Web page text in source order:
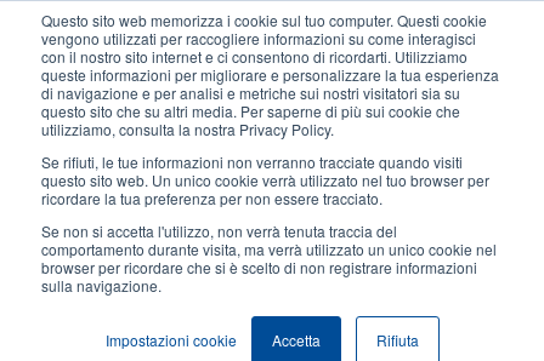
Questo sito web memorizza i cookie sul tuo computer. Questi cookie
vengono utilizzati per raccogliere informazioni su come interagisci
con il nostro sito internet e ci consentono di ricordarti. Utilizziamo
queste informazioni per migliorare e personalizzare la tua esperienza
di navigazione e per analisi e metriche sui nostri visitatori sia su
questo sito che su altri media. Per saperne di più sui cookie che
utilizziamo, consulta la nostra Privacy Policy.
Se rifiuti, le tue informazioni non verranno tracciate quando visiti
questo sito web. Un unico cookie verrà utilizzato nel tuo browser per
ricordare la tua preferenza per non essere tracciato.
Se non si accetta l'utilizzo, non verrà tenuta traccia del
comportamento durante visita, ma verrà utilizzato un unico cookie nel
browser per ricordare che si è scelto di non registrare informazioni
sulla navigazione.
Impostazioni cookie Accetta Rifiuta
contenuto
principale
User
account
User
Header
Seleziona Prodotti Contatto Vendite
Modulo Bluetooth interno
L'interfaccia Bluetooth supporta la connessione MFi.